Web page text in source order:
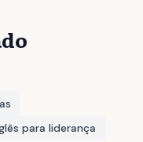
para liderança